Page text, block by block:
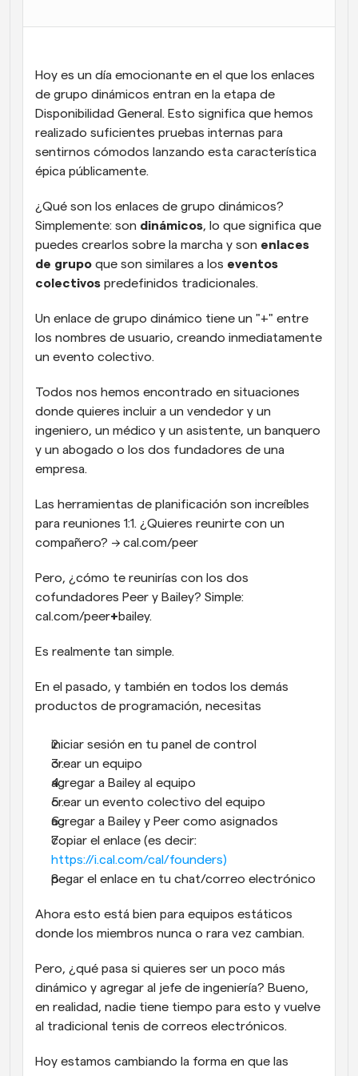
Programación potenciadda con llamadas
impulsadas por IA
Flujos de trabajo
Blog
Mantente al día con las últimas noticias y
actualizaciones
Reuniones Instantáneas
Reúnete con clientes en minutos
Reserva reuniones de forma fluida con varias personas
Recibe notificaciones cuando ocurra algo
Hoy es un día emocionante en el que los enlaces
de grupo dinámicos entran en la etapa de
Disponibilidad General. Esto significa que hemos
realizado suficientes pruebas internas para
sentirnos cómodos lanzando esta característica
épica públicamente.
¿Qué son los enlaces de grupo dinámicos?
Simplemente: son dinámicos, lo que significa que
puedes crearlos sobre la marcha y son enlaces
de grupo que son similares a los eventos
colectivos predefinidos tradicionales.
Un enlace de grupo dinámico tiene un "+" entre
los nombres de usuario, creando inmediatamente
un evento colectivo.
Todos nos hemos encontrado en situaciones
donde quieres incluir a un vendedor y un
ingeniero, un médico y un asistente, un banquero
y un abogado o los dos fundadores de una
empresa.
Las herramientas de planificación son increíbles
para reuniones 1:1. ¿Quieres reunirte con un
compañero? → cal.com/peer
Pero, ¿cómo te reunirías con los dos
cofundadores Peer y Bailey? Simple:
cal.com/peer+bailey.
Es realmente tan simple.
En el pasado, y también en todos los demás
productos de programación, necesitas
iniciar sesión en tu panel de control
crear un equipo
agregar a Bailey al equipo
crear un evento colectivo del equipo
agregar a Bailey y Peer como asignados
https://i.cal.com/cal/founders)
pegar el enlace en tu chat/correo electrónico
Ahora esto está bien para equipos estáticos
donde los miembros nunca o rara vez cambian.
Pero, ¿qué pasa si quieres ser un poco más
dinámico y agregar al jefe de ingeniería? Bueno,
en realidad, nadie tiene tiempo para esto y vuelve
al tradicional tenis de correos electrónicos.
Hoy estamos cambiando la forma en que las